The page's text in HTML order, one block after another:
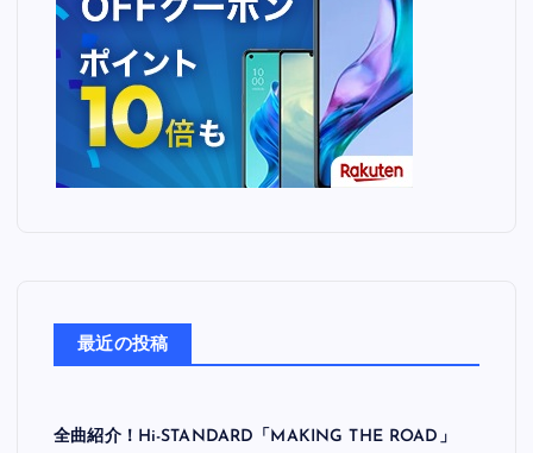
最近の投稿
全曲紹介！Hi-STANDARD「MAKING THE ROAD」